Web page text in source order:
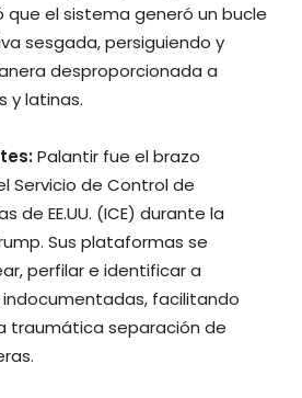
que el sistema generó un bucle
sesgada, persiguiendo y
desproporcionada a
y latinas.
Palantir fue el brazo
Servicio de Control de
de EE.UU. (ICE) durante la
Sus plataformas se
perfilar e identificar a
facilitando
traumática separación de